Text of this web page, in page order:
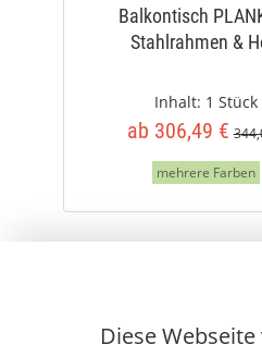
Balkontisch
Stahlrahmen &
Inhalt: 1 Stück
ab 306,49 €
mehrere Farben
Diese